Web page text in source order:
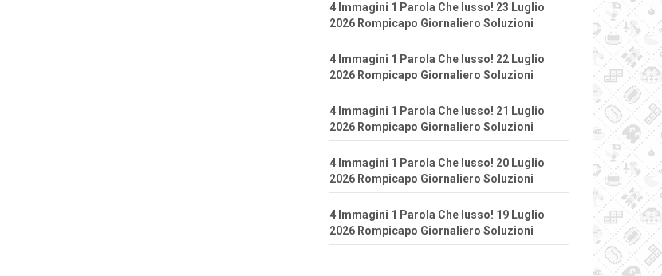
4 Immagini 1 Parola Che lusso! 23 Luglio
2026 Rompicapo Giornaliero Soluzioni
4 Immagini 1 Parola Che lusso! 22 Luglio
2026 Rompicapo Giornaliero Soluzioni
4 Immagini 1 Parola Che lusso! 21 Luglio
2026 Rompicapo Giornaliero Soluzioni
4 Immagini 1 Parola Che lusso! 20 Luglio
2026 Rompicapo Giornaliero Soluzioni
4 Immagini 1 Parola Che lusso! 19 Luglio
2026 Rompicapo Giornaliero Soluzioni